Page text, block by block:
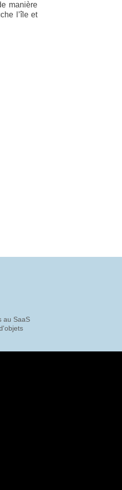
manière
l’île et
au SaaS